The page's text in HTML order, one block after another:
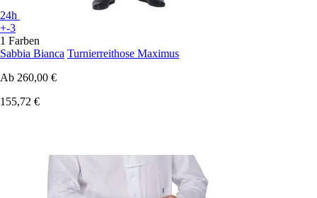
24h
+-3
1 Farben
Sabbia Bianca Turnierreithose Maximus
Ab 260,00 €
155,72 €